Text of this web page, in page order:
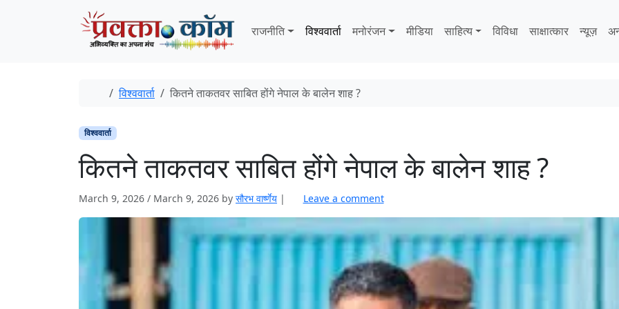
राजनीति
विश्ववार्ता मनोरंजन मीडिया साहित्‍य विविधा साक्षात्‍कार न्यूज़
Home
विश्ववार्ता कितने ताकतवर साबित होंगे नेपाल के बालेन शाह ?
विश्ववार्ता
कितने ताकतवर साबित होंगे नेपाल के बालेन शाह ?
March 9, 2026 / March 9, 2026 by सौरभ वार्ष्णेय | Leave a comment